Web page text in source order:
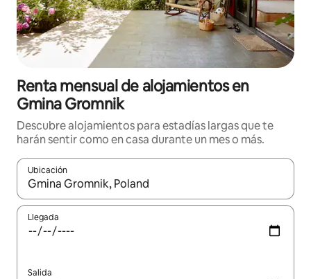
Renta mensual de alojamientos en
Gmina Gromnik
Descubre alojamientos para estadías largas que te
harán sentir como en casa durante un mes o más.
Ubicación
Cuando los resultados estén disponibles, navega con las
Llegada
Salida